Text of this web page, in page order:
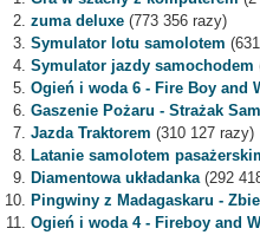
zuma deluxe (773 356 razy)
Symulator lotu samolotem
Symulator jazdy samochodem
Ogień i woda 6 - Fire Boy and
Gaszenie Pożaru - Strażak Sam
Jazda Traktorem (310 127 razy)
Latanie samolotem
Diamentowa układanka(292
Pingwiny z Madagaskaru -
Ogień i woda 4 - Fireboy and